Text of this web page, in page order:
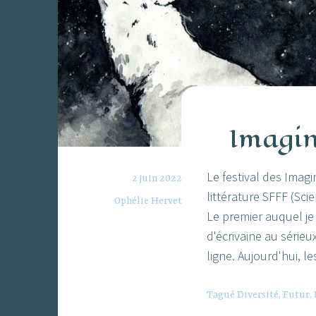
2 juin 2022
Ophélie Hervet
Le festival des
littérature SFFF
Le premier auquel
d'écrivaine au
ligne. Aujourd'hui,
Tagué Diversité, Futur,